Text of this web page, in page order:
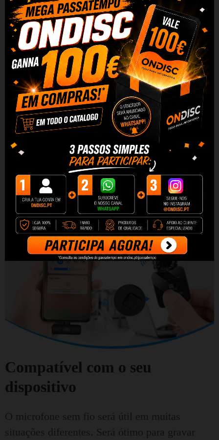
Ainda mais liberdade
O microfone PULUZ utiliza uma conexão sem
fio de 2,4 GHz que fornece transmissão de
sinal estável em distâncias de até 10 metros,
sem atraso.Ele também suporta plug & play,
então basta conectar o receptor ao dispositivo
de sua escolha para iniciar a gravação.
Além
disso, a bateria integrada de 300 mAh permite
gravar até 12 horas.
Compatível com o seu
dispositivo
O microfone sem fio será útil em muitas
situações diferentes. Será ótimo para gravar